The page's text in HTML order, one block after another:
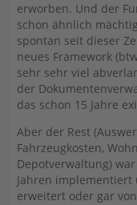
erworben. Und der
schon ähnlich
spontan seit dieser
neues Framework
sehr sehr viel
der
das schon 15 Jahre
Aber der Rest
Fahrzeugkosten,
Depotverwaltung)
Jahren
erweitert oder gar